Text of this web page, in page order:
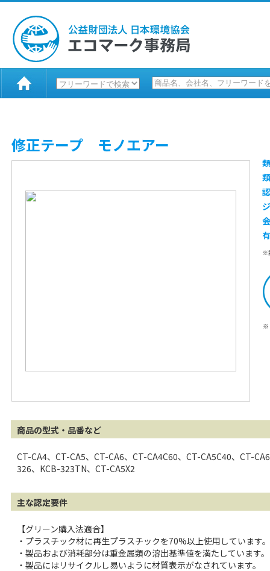
修正テープ モノエアー
※
※
商品の型式・品番など
CT-CA4、CT-CA5、CT-CA6、CT-CA4C60、CT-CA5C40、CT-
326、KCB-323TN、CT-CA5X2
主な認定要件
【グリーン購入法適合】
・プラスチック材に再生プラスチックを70%以上使用しています。
・製品および消耗部分は重金属類の溶出基準値を満たしています。
・製品にはリサイクルし易いように材質表示がなされています。